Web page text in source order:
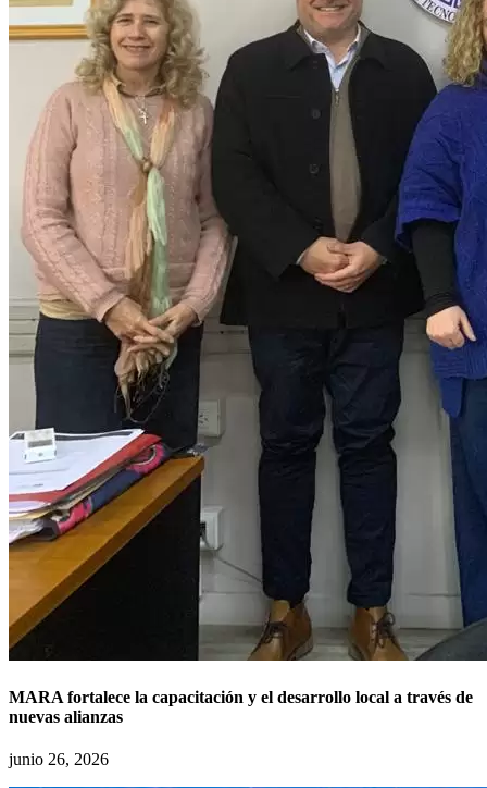
MARA fortalece la capacitación y el desarrollo local a través de
nuevas alianzas
junio 26, 2026